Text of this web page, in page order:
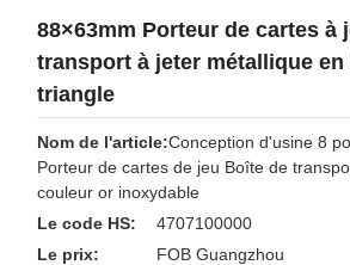
88×63mm Porteur de cartes à
transport à jeter métallique en
triangle
Nom de l'article:Conception d'usine 8
Porteur de cartes de jeu Boîte de
couleur or inoxydable
Le code HS:
4707100000
Le prix:
FOB Guangzhou